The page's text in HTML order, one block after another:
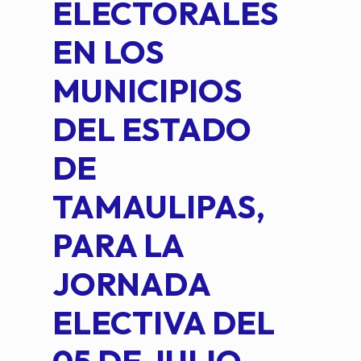
ELECTORALES
EN LOS
MUNICIPIOS
DEL ESTADO
DE
TAMAULIPAS,
PARA LA
JORNADA
ELECTIVA DEL